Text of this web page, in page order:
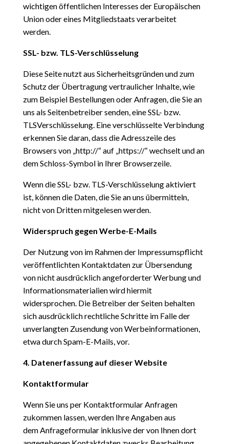
wichtigen öffentlichen Interesses der Europäischen
Union oder eines Mitgliedstaats verarbeitet
werden.
SSL- bzw. TLS-Verschlüsselung
Diese Seite nutzt aus Sicherheitsgründen und zum
Schutz der Übertragung vertraulicher Inhalte, wie
zum Beispiel Bestellungen oder Anfragen, die Sie an
uns als Seitenbetreiber senden, eine SSL- bzw.
TLSVerschlüsselung. Eine verschlüsselte Verbindung
erkennen Sie daran, dass die Adresszeile des
Browsers von „http://“ auf „https://“ wechselt und an
dem Schloss-Symbol in Ihrer Browserzeile.
Wenn die SSL- bzw. TLS-Verschlüsselung aktiviert
ist, können die Daten, die Sie an uns übermitteln,
nicht von Dritten mitgelesen werden.
Widerspruch gegen Werbe-E-Mails
Der Nutzung von im Rahmen der Impressumspflicht
veröffentlichten Kontaktdaten zur Übersendung
von nicht ausdrücklich angeforderter Werbung und
Informationsmaterialien wird hiermit
widersprochen. Die Betreiber der Seiten behalten
sich ausdrücklich rechtliche Schritte im Falle der
unverlangten Zusendung von Werbeinformationen,
etwa durch Spam-E-Mails, vor.
4. Datenerfassung auf dieser Website
Kontaktformular
Wenn Sie uns per Kontaktformular Anfragen
zukommen lassen, werden Ihre Angaben aus
demAnfrageformular inklusive der von Ihnen dort